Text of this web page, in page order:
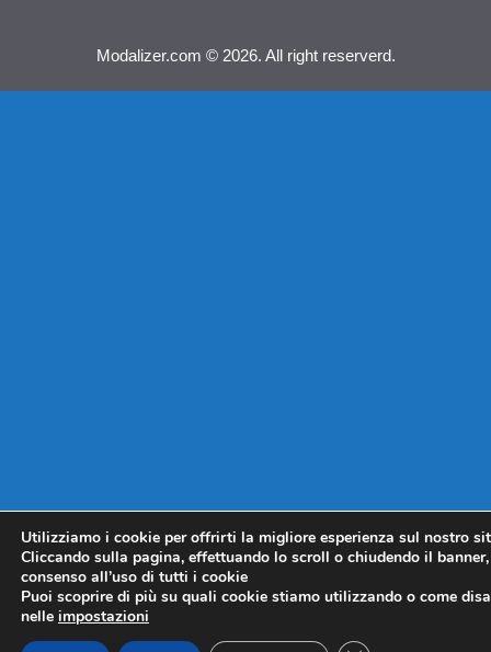
Modalizer.com © 2026. All right reserverd.
Utilizziamo i cookie per offrirti la migliore esperienza sul nostro
Cliccando sulla pagina, effettuando lo scroll o chiudendo il
consenso all’uso di tutti i cookie
Puoi scoprire di più su quali cookie stiamo utilizzando o come
nelle impostazioni